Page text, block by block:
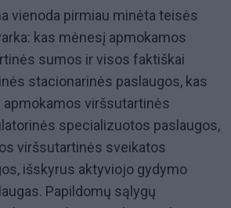
vienoda pirmiau minėta teisės
kas mėnesį apmokamos
sumos ir visos faktiškai
stacionarinės paslaugos, kas
apmokamos viršsutartinės
specializuotos paslaugos,
viršsutartinės sveikatos
išskyrus aktyviojo gydymo
Papildomų sąlygų